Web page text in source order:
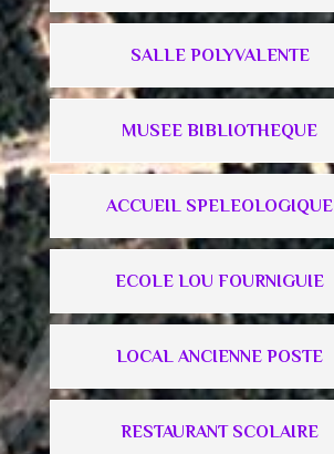
SALLE POLYVALENTE
MUSEE BIBLIOTHEQUE
ACCUEIL SPELEOLOGIQUE
ECOLE LOU FOURNIGUIE
LOCAL ANCIENNE POSTE
RESTAURANT SCOLAIRE